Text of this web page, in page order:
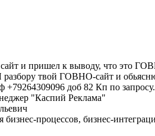
сайт и пришел к выводу, что это
твой ГОВНО-сайт и обьясню
+79264309096 доб 82 Кп по запросу.
"Каспий Реклама"
бизнес-процессов, бизнес-